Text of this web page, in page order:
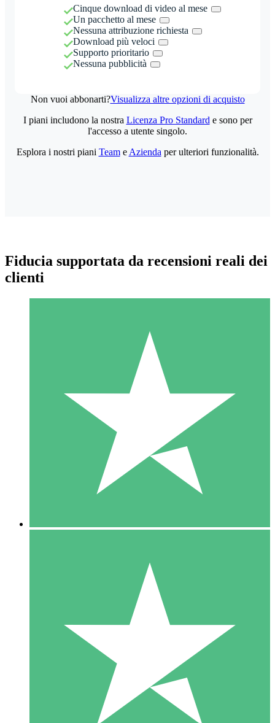
Cinque download di video al mese
Un pacchetto al mese
Nessuna attribuzione richiesta
Download più veloci
Supporto prioritario
Nessuna pubblicità
Non vuoi abbonarti?Visualizza altre opzioni di acquisto
Pacchetti di Crediti Individuali
Paga a consumo con crediti di download. Nessun impegno
1 Download
10
US$1500
10 Download
20
I piani includono la nostra Licenza Pro Standard e sono per
l'accesso a utente singolo.
Esplora i nostri piani Teame Azienda per ulteriori funzionalità.
Fiducia supportata da recensioni reali dei
clienti